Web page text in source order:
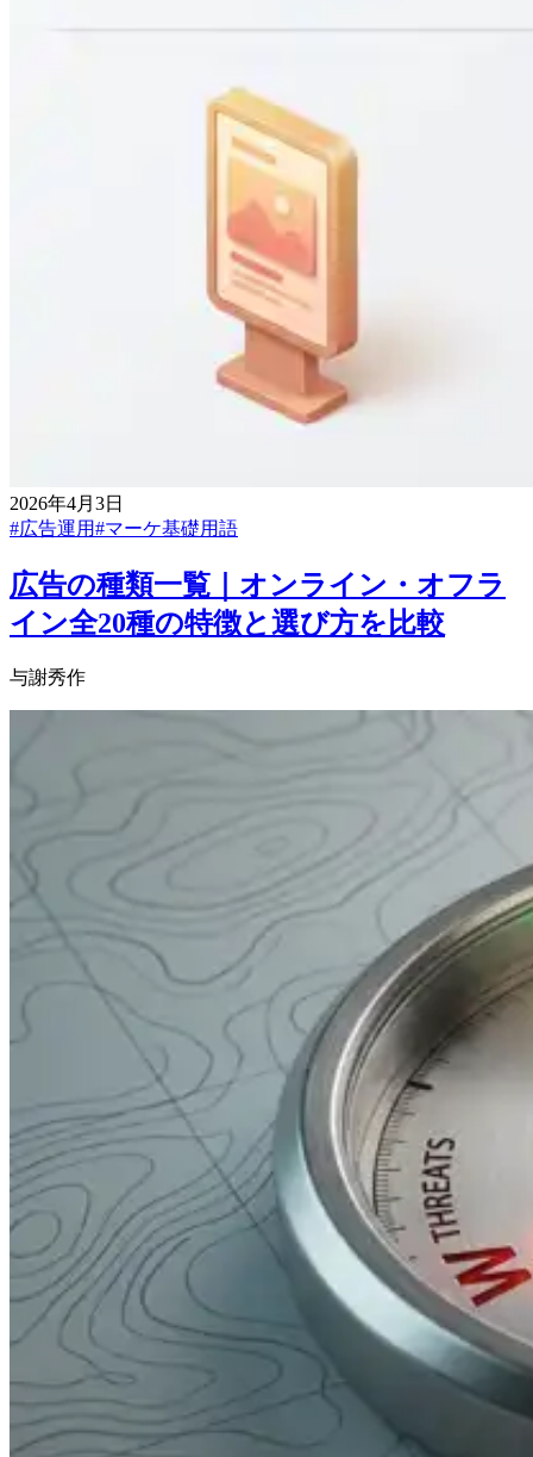
2026年4月3日
#広告運用#マーケ基礎用語
広告の種類一覧｜オンライン・オフラ
イン全20種の特徴と選び方を比較
与謝秀作